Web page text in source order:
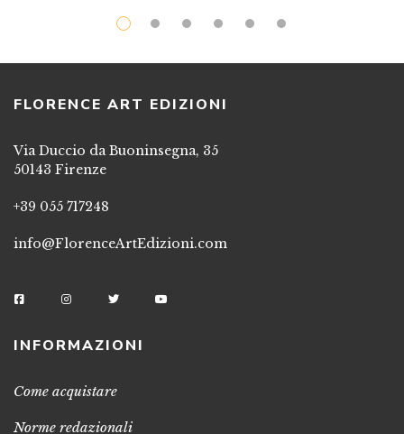
FLORENCE ART EDIZIONI
Via Duccio da Buoninsegna, 35
50143 Firenze
+39 055 717248
info@FlorenceArtEdizioni.com
INFORMAZIONI
Come acquistare
Norme redazionali